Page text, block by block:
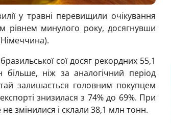
у травні перевищили очікування
рівнем минулого року, досягнувши
сої досяг рекордних 55,1
ніж за аналогічний період
залишається головним покупцем
знизилася з 74% до 69%. При
змінилися і склали 38,1 млн тонн.